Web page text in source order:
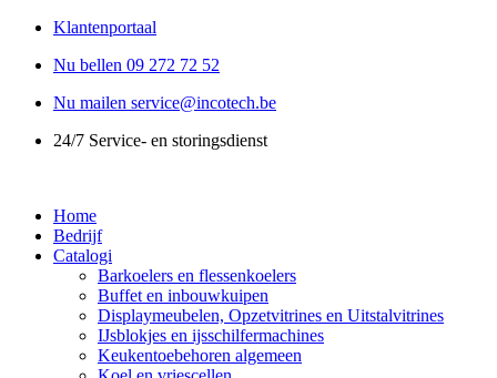
Klantenportaal
Nu bellen 09 272 72 52
Nu mailen service@incotech.be
24/7 Service- en storingsdienst
Home
Bedrijf
Catalogi
Barkoelers en flessenkoelers
Buffet en inbouwkuipen
Displaymeubelen, Opzetvitrines en Uitstalvitrines
IJsblokjes en ijsschilfermachines
Keukentoebehoren algemeen